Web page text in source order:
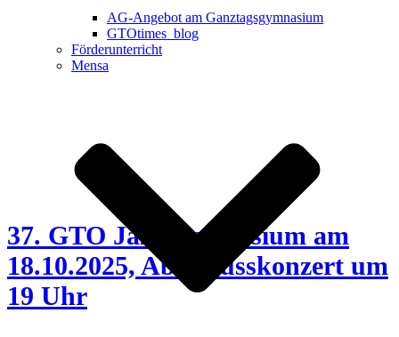
AG-Angebot am Ganztagsgymnasium
GTOtimes_blog
Förderunterricht
Mensa
37. GTO Jazz-Symposium am
18.10.2025, Abschlusskonzert um
19 Uhr